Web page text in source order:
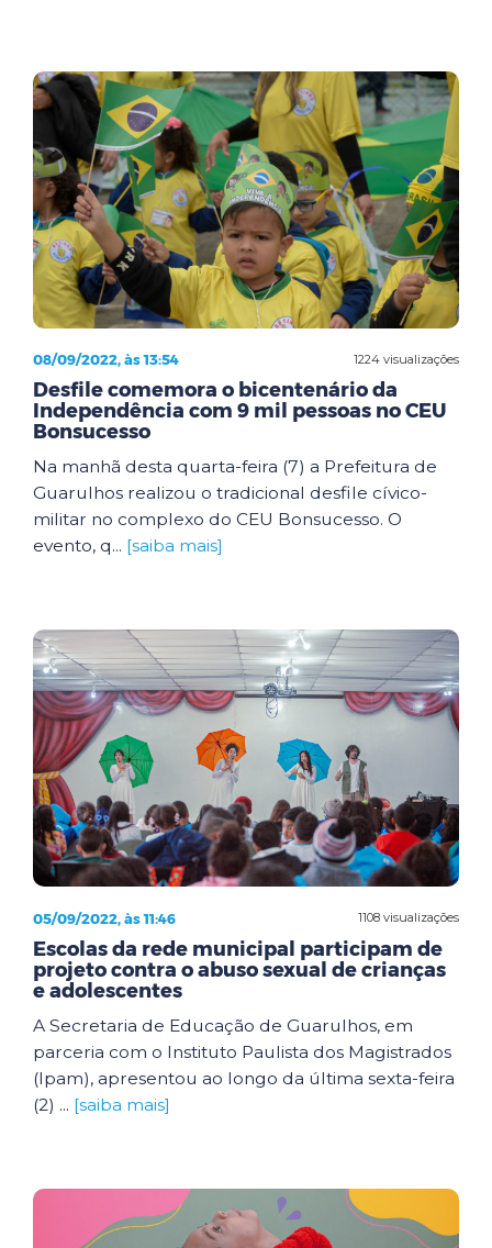
1224 visualizações
08/09/2022, às 13:54
Desfile comemora o bicentenário da
Independência com 9 mil pessoas no CEU
Bonsucesso
Na manhã desta quarta-feira (7) a Prefeitura de
Guarulhos realizou o tradicional desfile cívico-
militar no complexo do CEU Bonsucesso. O
evento, q... [saiba mais]
1108 visualizações
05/09/2022, às 11:46
Escolas da rede municipal participam de
projeto contra o abuso sexual de crianças
e adolescentes
A Secretaria de Educação de Guarulhos, em
parceria com o Instituto Paulista dos Magistrados
(Ipam), apresentou ao longo da última sexta-feira
(2) ... [saiba mais]